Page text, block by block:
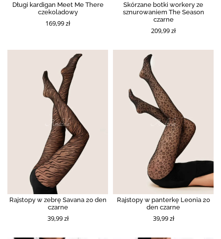
Długi kardigan Meet Me There
czekoladowy
169,99 zł
Skórzane botki workery ze
sznurowaniem The Season
czarne
209,99 zł
Rajstopy w zebrę Savana 20 den
czarne
39,99 zł
Rajstopy w panterkę Leonia 20
den czarne
39,99 zł